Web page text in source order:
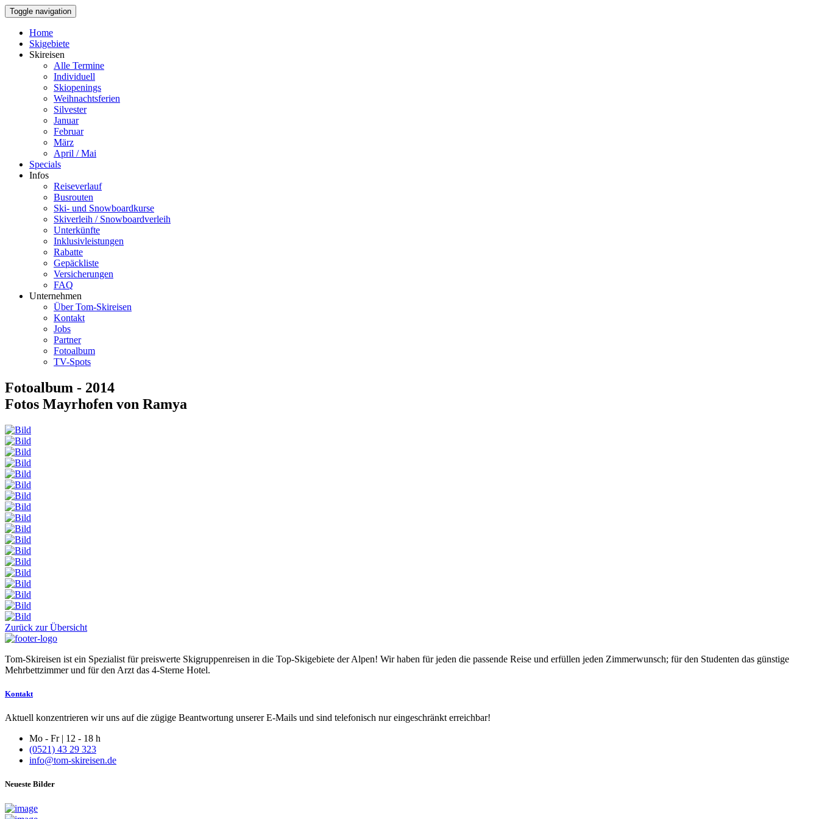
Toggle navigation
Home
Skigebiete
Skireisen
Alle Termine
Individuell
Skiopenings
Weihnachtsferien
Silvester
Januar
Februar
März
April / Mai
Specials
Infos
Reiseverlauf
Busrouten
Ski- und Snowboardkurse
Skiverleih / Snowboardverleih
Unterkünfte
Inklusivleistungen
Rabatte
Gepäckliste
Versicherungen
FAQ
Unternehmen
Über Tom-Skireisen
Kontakt
Jobs
Partner
Fotoalbum
TV-Spots
Fotoalbum - 2014
Fotos Mayrhofen von Ramya
Zurück zur Übersicht
Tom-Skireisen ist ein Spezialist für preiswerte Skigruppenreisen in die Top-Skigebiete der Alpen! Wir haben für jeden die passende Reise und erfüllen jeden Zimmerwunsch; für den Studenten das günstige
Mehrbettzimmer und für den Arzt das 4-Sterne Hotel.
Kontakt
Aktuell konzentrieren wir uns auf die zügige Beantwortung unserer E-Mails und sind telefonisch nur eingeschränkt erreichbar!
Mo - Fr | 12 - 18 h
(0521) 43 29 323
info@tom-skireisen.de
Neueste Bilder